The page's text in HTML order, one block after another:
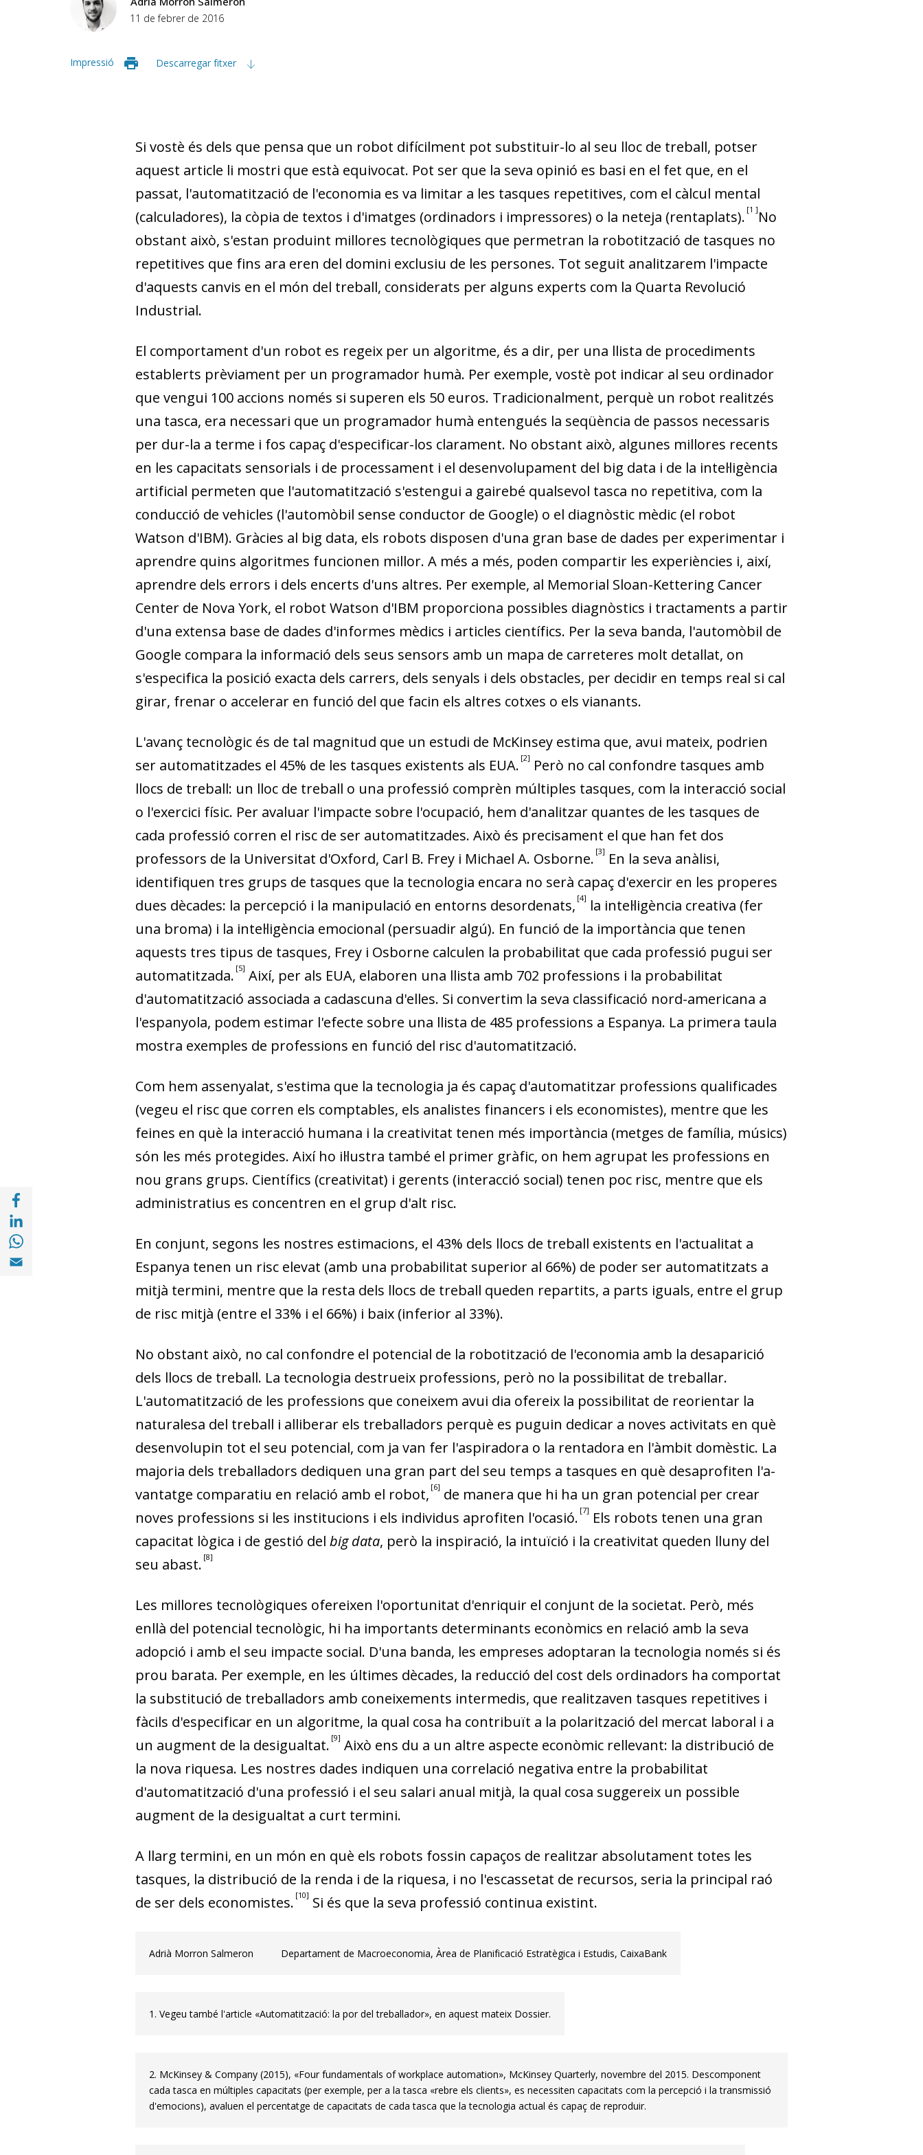
11 de febrer de 2016
Impressió Descarregar fitxer
Compartir a Facebook (opens in a new window)
Compartir a with Whatsapp (opens in a new window)
Compartir a Email (opens in a new window)
Si vostè és dels que pensa que un robot difícilment pot substituir-lo al seu lloc de treball, potser
aquest article li mostri que està equivocat. Pot ser que la seva opinió es basi en el fet que, en el
passat, l'automatització de l'economia es va limitar a les tasques repetitives, com el càlcul mental
(calculadores), la còpia de textos i d'imatges (ordinadors i impressores) o la neteja (rentaplats). 1
No
obstant això, s'estan produint millores tecnològiques que permetran la robotització de tasques no
repetitives que fins ara eren del domini exclusiu de les persones. Tot seguit analitzarem l'impacte
d'aquests canvis en el món del treball, considerats per alguns experts com la Quarta Revolució
Industrial.
El comportament d'un robot es regeix per un algoritme, és a dir, per una llista de procediments
establerts prèviament per un programador humà. Per exemple, vostè pot indicar al seu ordinador
que vengui 100 accions només si superen els 50 euros. Tradicionalment, perquè un robot realitzés
una tasca, era necessari que un programador humà entengués la seqüència de passos necessaris
per dur-la a terme i fos capaç d'especificar-los clarament. No obstant això, algunes millores recents
en les capacitats sensorials i de processament i el desenvolupament del big data i de la intel·ligència
artificial permeten que l'automatització s'estengui a gairebé qualsevol tasca no repetitiva, com la
conducció de vehicles (l'automòbil sense conductor de Google) o el diagnòstic mèdic (el robot
Watson d'IBM). Gràcies al big data, els robots disposen d'una gran base de dades per experimentar i
aprendre quins algoritmes funcionen millor. A més a més, poden compartir les experiències i, així,
aprendre dels errors i dels encerts d'uns altres. Per exemple, al Memorial Sloan-Kettering Cancer
Center de Nova York, el robot Watson d'IBM proporciona possibles diagnòstics i tractaments a partir
d'una extensa base de dades d'informes mèdics i articles científics. Per la seva banda, l'automòbil de
Google compara la informació dels seus sensors amb un mapa de carreteres molt detallat, on
s'especifica la posició exacta dels carrers, dels senyals i dels obstacles, per decidir en temps real si cal
girar, frenar o accelerar en funció del que facin els altres cotxes o els vianants.
L'avanç tecnològic és de tal magnitud que un estudi de McKinsey estima que, avui mateix, podrien
ser automatitzades el 45% de les tasques existents als EUA. 2
Però no cal confondre tasques amb
llocs de treball: un lloc de treball o una professió comprèn múltiples tasques, com la interacció social
o l'exercici físic. Per avaluar l'impacte sobre l'ocupació, hem d'analitzar quantes de les tasques de
cada professió corren el risc de ser automatitzades. Això és precisament el que han fet dos
professors de la Universitat d'Oxford, Carl B. Frey i Michael A. Os­­borne. 3
En la seva anàlisi,
identifiquen tres grups de tasques que la tecnologia encara no serà capaç d'exercir en les properes
dues dècades: la percepció i la manipulació en entorns desordenats, 4
la intel·ligència creativa (fer
una broma) i la intel·li­­gèn­­cia emocional (persuadir algú). En funció de la importància que tenen
aquests tres tipus de tasques, Frey i Osborne calculen la probabilitat que cada professió pugui ser
automatitzada. 5 Així, per als EUA, elaboren una llista amb 702 professions i la probabilitat
d'automatització associada a cadascuna d'elles. Si convertim la seva classificació nord-americana a
l'espanyola, podem estimar l'efecte sobre una llista de 485 professions a Es­­pa­­nya. La primera taula
mostra exemples de professions en funció del risc d'automatització.
Com hem assenyalat, s'estima que la tecnologia ja és capaç d'automatitzar professions qualificades
(vegeu el risc que corren els comptables, els analistes financers i els economistes), mentre que les
feines en què la interacció humana i la creativitat tenen més importància (metges de família, músics)
són les més protegides. Així ho il·lustra també el primer gràfic, on hem agrupat les professions en
nou grans grups. Científics (creativitat) i gerents (interacció social) tenen poc risc, mentre que els
administratius es concentren en el grup d'alt risc.
En conjunt, segons les nostres estimacions, el 43% dels llocs de treball existents en l'actualitat a
Espanya tenen un risc elevat (amb una probabilitat superior al 66%) de poder ser automatitzats a
mitjà termini, mentre que la resta dels llocs de treball queden repartits, a parts iguals, entre el grup
de risc mitjà (entre el 33% i el 66%) i baix (inferior al 33%).
No obstant això, no cal confondre el potencial de la robotització de l'e­­­­co­­nomia amb la desaparició
dels llocs de treball. La tecnologia des­­trueix professions, però no la possibilitat de treballar.
L'automatit­­za­­ció de les professions que coneixem avui dia ofereix la possibilitat de reorientar la
naturalesa del treball i alliberar els treballadors perquè es puguin dedicar a noves activitats en què
desenvolupin tot el seu potencial, com ja van fer l'aspiradora o la rentadora en l'àmbit domèstic. La
majoria dels treballadors dediquen una gran part del seu temps a tasques en què desaprofiten l'a­­
vantatge comparatiu en relació amb el robot, 6
de manera que hi ha un gran potencial per crear
noves professions si les institucions i els individus aprofiten l'ocasió. 7
Els robots tenen una gran
capacitat lògica i de gestió del big data, però la inspiració, la intuïció i la creativitat queden lluny del
seu abast. 8
Les millores tecnològiques ofereixen l'oportunitat d'enriquir el conjunt de la societat. Però, més
enllà del potencial tecnolò­­gic, hi ha importants determinants econòmics en relació amb la seva
adopció i amb el seu impacte social. D'una banda, les em­­preses adoptaran la tecnologia només si és
prou barata. Per exemple, en les últimes dècades, la reducció del cost dels ordinadors ha comportat
la substitució de treballadors amb coneixements intermedis, que realitzaven tasques repetitives i
fàcils d'especificar en un algoritme, la qual cosa ha contribuït a la polarització del mercat laboral i a
un augment de la desigualtat. 9
Això ens du a un altre aspecte econòmic rellevant: la distribució de
la nova riquesa. Les nostres dades indiquen una correlació negativa entre la probabilitat
d'automatització d'una professió i el seu salari anual mitjà, la qual cosa suggereix un possible
augment de la desigualtat a curt termini.
A llarg termini, en un món en què els robots fossin capaços de realitzar absolutament totes les
tasques, la distribució de la renda i de la riquesa, i no l'escassetat de recursos, seria la principal raó
de ser dels economistes. 10 Si és que la seva professió continua existint.
Adrià Morron Salmeron Departament de Macroeconomia, Àrea de Planificació Estratègica i Estudis, CaixaBank
1. Vegeu també l'article «Automatització: la por del treballador», en aquest mateix Dossier.
2. McKinsey & Company (2015), «Four fundamentals of workplace automation», McKinsey Quarterly, novembre del 2015. Descomponent
cada tasca en múltiples capacitats (per exemple, per a la tasca «rebre els clients», es necessiten capacitats com la percepció i la transmissió
d'emocions), avaluen el percentatge de capacitats de cada tasca que la tecnologia actual és capaç de reproduir.